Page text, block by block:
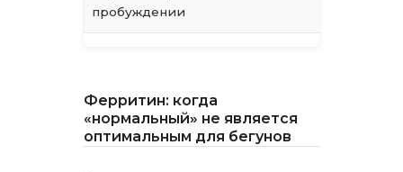
пробуждении
Ферритин: когда
«нормальный» не является
оптимальным для бегунов